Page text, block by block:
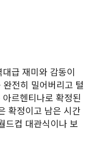
급 재미와 감동이
전히 밀어버리고 털
르헨티나로 확정된
확정이고 남은 시간
드컵 대관식이나 보